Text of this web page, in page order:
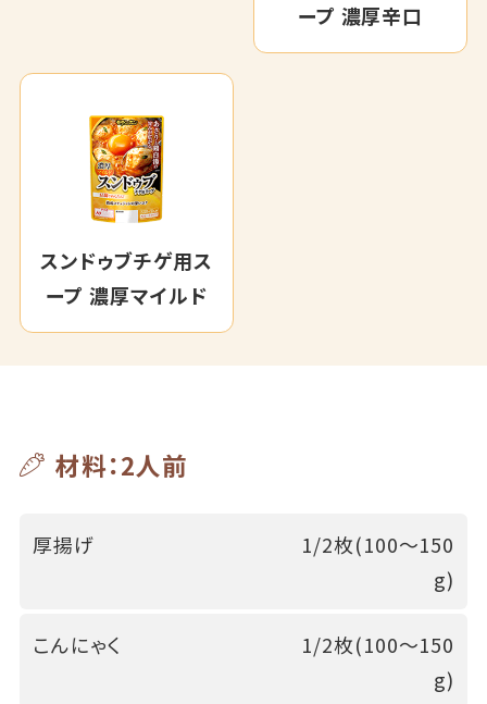
ープ 濃厚辛口
スンドゥブチゲ用ス
ープ 濃厚マイルド
材料：2人前
厚揚げ
1/2枚(100～150
g)
こんにゃく
1/2枚(100～150
g)